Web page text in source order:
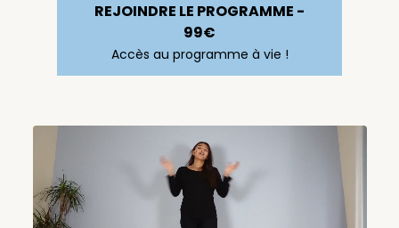
REJOINDRE LE PROGRAMME -
99€
Accès au programme à vie !